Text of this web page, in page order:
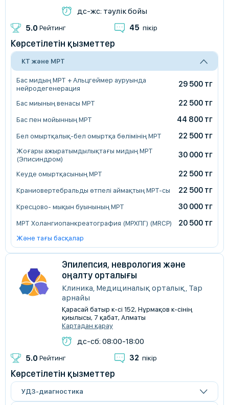
дс-жс: тәулік бойы
5.0 Рейтинг 45 пікір
Көрсетілетін қызметтер
КТ және МРТ
Бас мидың МРТ + Альцгеймер ауруында
нейродегенерация
29 500 тг
Бас миының венасы МРТ 22 500 тг
Бас пен мойынның МРТ 44 800 тг
Бел омыртқалық-бел омыртқа бөлімінің МРТ 22 500 тг
Жоғары ажыратымдылықтағы мидың МРТ
(Эписиндром)
30 000 тг
Кеуде омыртқасының МРТ 22 500 тг
Краниовертебральды өтпелі аймақтың МРТ-сы 22 500 тг
Кресцово- мықын буынының МРТ 30 000 тг
МРТ Холангиопанкреатография (МРХПГ) (MRCP) 20 500 тг
Және тағы басқалар
Эпилепсия, неврология және
оңалту орталығы
Клиника, Медициналық орталық, Тар
арнайы
Қарасай батыр к-сі 152, Нұрмақов к-сінің
қиылысы, 7 қабат, Алматы
Картадан қарау
дс-сб: 08:00-18:00
5.0 Рейтинг 32 пікір
Көрсетілетін қызметтер
УДЗ-диагностика